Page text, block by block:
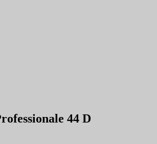
44 D